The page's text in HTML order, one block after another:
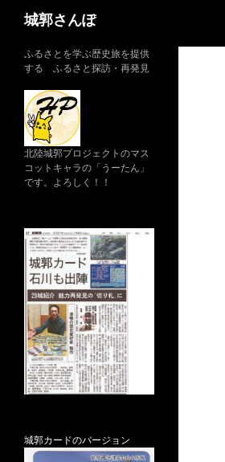
城郭さんぽ
ふるさとを学ぶ歴史旅を提供
する ふるさと探訪・再発見
北陸城郭プロジェクトのマス
コットキャラの「うーたん」
です。よろしく！！
城郭カードのバージョン